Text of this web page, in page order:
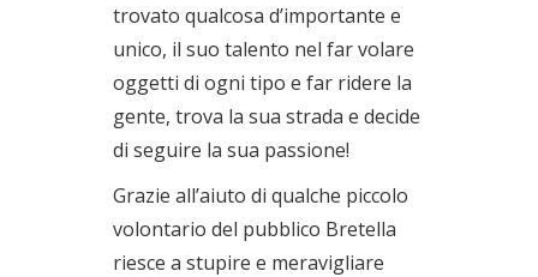
trovato qualcosa d’importante e
unico, il suo talento nel far volare
oggetti di ogni tipo e far ridere la
gente, trova la sua strada e decide
di seguire la sua passione!
Grazie all’aiuto di qualche piccolo
volontario del pubblico Bretella
riesce a stupire e meravigliare